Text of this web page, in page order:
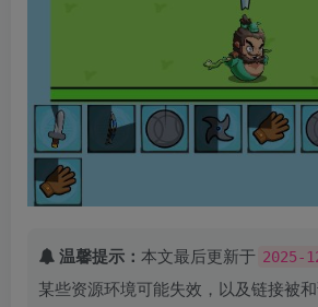
温馨提示： 本文最后更新于 2025-
某些资源环境可能失效，以及链接被